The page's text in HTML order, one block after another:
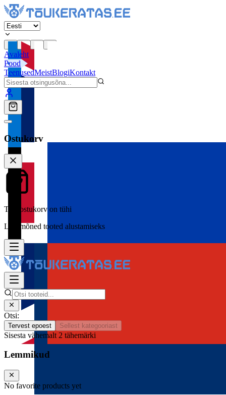
Avaleht
Pood
TeenusedMeistBlogiKontakt
Ostukorv
Teie ostukorv on tühi
Lisa mõned tooted alustamiseks
Otsi:
Tervest epoest Sellest kategooriast
Sisesta vähemalt 2 tähemärki
Lemmikud
No favorite products yet